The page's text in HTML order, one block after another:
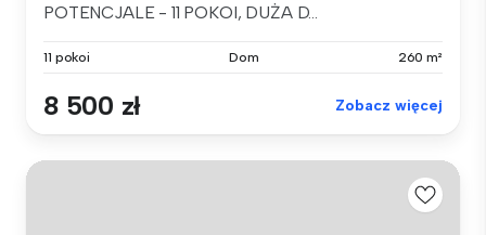
POTENCJALE - 11 POKOI, DUŻA D...
11 pokoi Dom 260 m²
8 500 zł Zobacz więcej